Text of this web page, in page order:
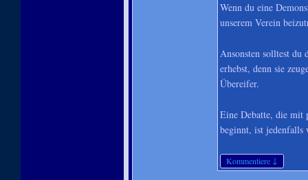
Wenn du eine
unserem Verein
Ansonsten solltest du
erhebst, denn sie
Übereifer.
Eine Debatte, die mit
beginnt, ist jedenfalls
Kommentiere ↓